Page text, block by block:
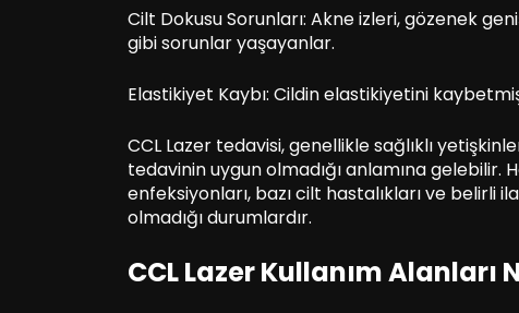
Cilt Dokusu Sorunları: Akne izleri, gözenek
gibi sorunlar yaşayanlar.
Elastikiyet Kaybı: Cildin elastikiyetini
CCL Lazer tedavisi, genellikle sağlıklı
tedavinin uygun olmadığı anlamına
enfeksiyonları, bazı cilt hastalıkları ve belirli
olmadığı durumlardır.
CCL Lazer Kullanım Alanları